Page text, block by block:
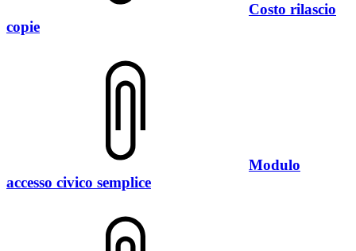
Costo rilascio
copie
Modulo
accesso civico semplice